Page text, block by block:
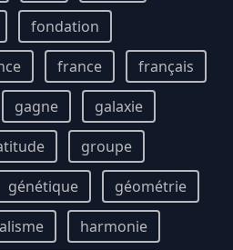
fondation
france
français
gagne
galaxie
groupe
génétique
géométrie
harmonie